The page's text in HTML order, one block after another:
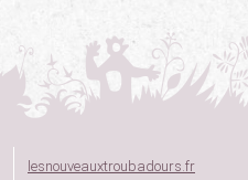
lesnouveauxtroubadours.fr